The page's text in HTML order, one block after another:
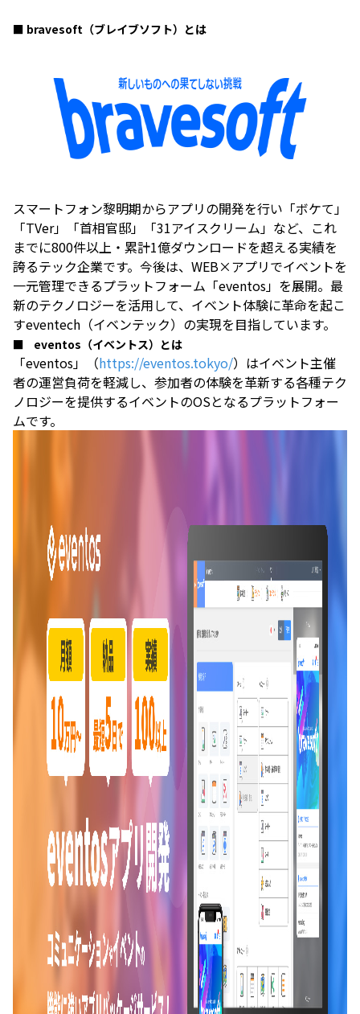
■ bravesoft（ブレイブソフト）とは
スマートフォン黎明期からアプリの開発を行い「ボケて」
「TVer」「首相官邸」「31アイスクリーム」など、これ
までに800件以上・累計1億ダウンロードを超える実績を
誇るテック企業です。今後は、WEB×アプリでイベントを
一元管理できるプラットフォーム「eventos」を展開。最
新のテクノロジーを活用して、イベント体験に革命を起こ
すeventech（イベンテック）の実現を目指しています。
■ eventos （イベントス）とは
「eventos」（https://eventos.tokyo/）はイベント主催
者の運営負荷を軽減し、参加者の体験を革新する各種テク
ノロジーを提供するイベントのOSとなるプラットフォー
ムです。